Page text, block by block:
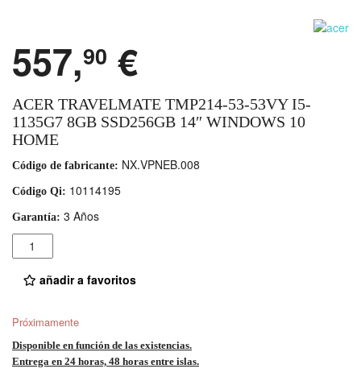
557,90 €
ACER TRAVELMATE TMP214-53-53VY I5-
1135G7 8GB SSD256GB 14″ WINDOWS 10
HOME
Código de fabricante: NX.VPNEB.008
Código Qi: 10114195
Garantía: 3 Años
Cantidad
añadir a favoritos
Próximamente
Disponible en función de las existencias.
Entrega en 24 horas, 48 horas entre islas.